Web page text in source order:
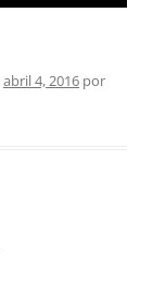
abril 4, 2016 por